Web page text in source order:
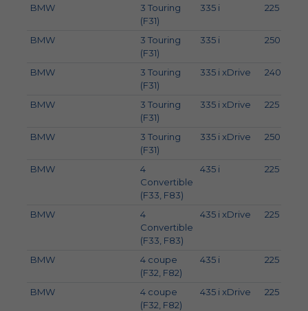
BMW
3 Touring
(F31)
335 i 225
BMW
3 Touring
(F31)
335 i 250
BMW
3 Touring
(F31)
335 i xDrive 240
BMW
3 Touring
(F31)
335 i xDrive 225
BMW
3 Touring
(F31)
335 i xDrive 250
BMW
4
Convertible
(F33, F83)
435 i 225
BMW
4
Convertible
(F33, F83)
435 i xDrive 225
BMW
4 coupe
(F32, F82)
435 i 225
BMW
4 coupe
(F32, F82)
435 i xDrive 225